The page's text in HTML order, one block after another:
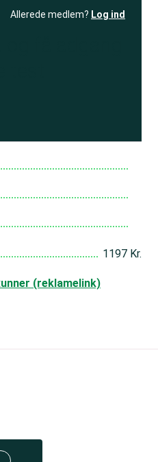
Allerede medlem? Log ind
1197 Kr.
(reklamelink)